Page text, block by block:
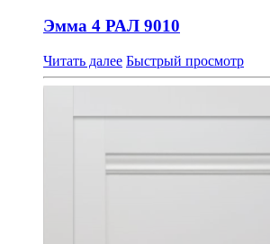
Эмма 4 РАЛ 9010
Читать далее Быстрый просмотр